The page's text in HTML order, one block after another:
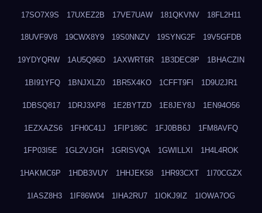
17SO7X9S 17UXEZ2B 17VE7UAW 181QKVNV 18FL2H11
18UVF9V8 19CWX8Y9 19S0NNZV 19SYNG2F 19V5GFDB
19YDYQRW 1AU5Q96D 1AXWRT6R 1B3DEC8P 1BHACZIN
1BI91YFQ 1BNJXLZ0 1BR5X4KO 1CFFT9FI 1D9U2JR1
1DBSQ817 1DRJ3XP8 1E2BYTZD 1E8JEY8J 1EN94O56
1EZXAZS6 1FH0C41J 1FIP186C 1FJ0BB6J 1FM8AVFQ
1FP03I5E 1GL2VJGH 1GRISVQA 1GWILLXI 1H4L4ROK
1HAKMC6P 1HDB3VUY 1HHJEK58 1HR93CXT 1I70CGZX
1IASZ8H3 1IF86W04 1IHA2RU7 1IOKJ9IZ 1IOWA7OG